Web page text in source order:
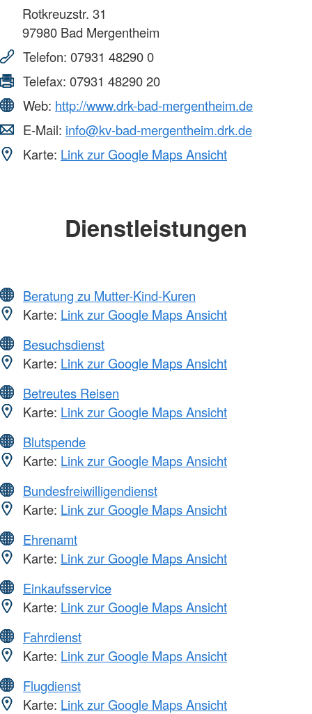
Rotkreuzstr. 31
97980 Bad Mergentheim
Telefon: 07931 48290 0
Telefax: 07931 48290 20
Web: http://www.drk-bad-mergentheim.de
E-Mail: info@kv-bad-mergentheim.drk.de
Karte: Link zur Google Maps Ansicht
Dienstleistungen
Beratung zu Mutter-Kind-Kuren
Karte: Link zur Google Maps Ansicht
Besuchsdienst
Karte: Link zur Google Maps Ansicht
Betreutes Reisen
Karte: Link zur Google Maps Ansicht
Blutspende
Karte: Link zur Google Maps Ansicht
Bundesfreiwilligendienst
Karte: Link zur Google Maps Ansicht
Ehrenamt
Karte: Link zur Google Maps Ansicht
Einkaufsservice
Karte: Link zur Google Maps Ansicht
Fahrdienst
Karte: Link zur Google Maps Ansicht
Flugdienst
Karte: Link zur Google Maps Ansicht